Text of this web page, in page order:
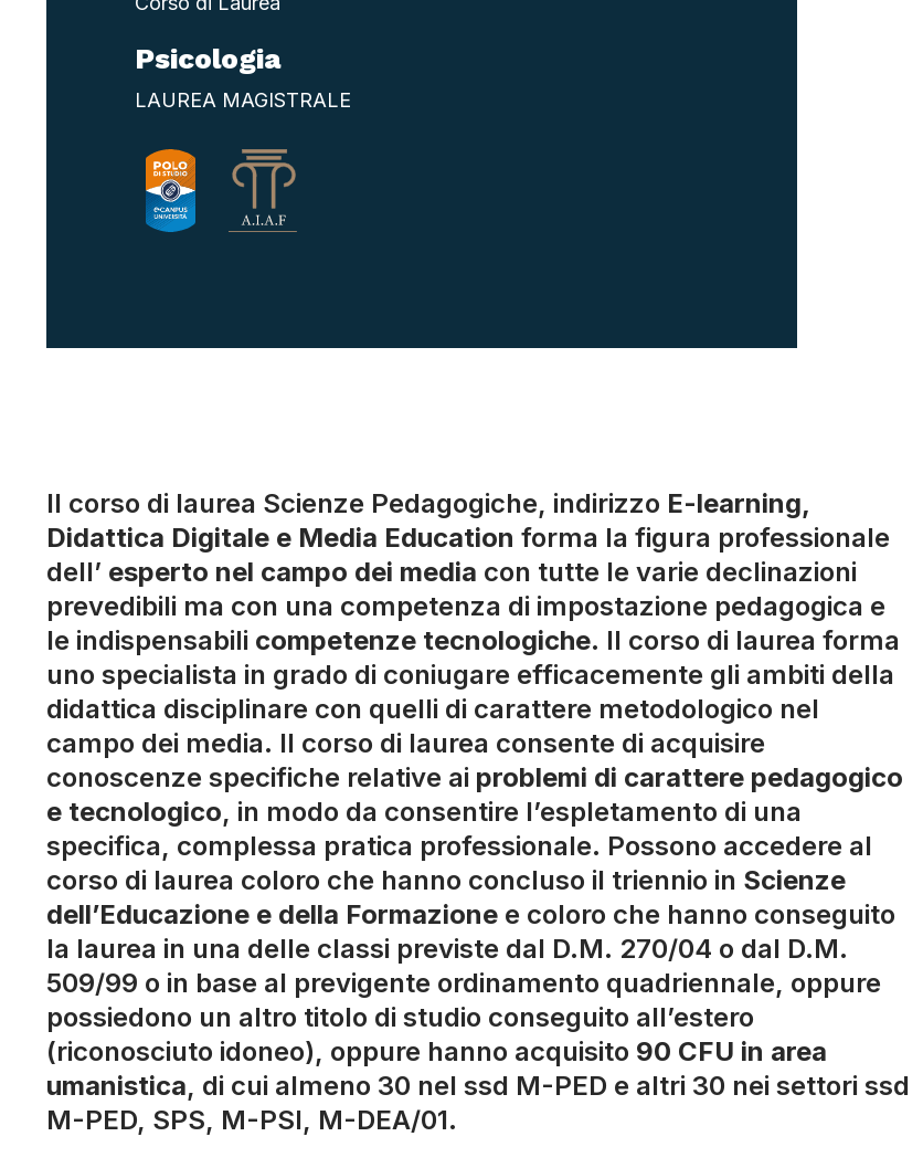
Psicologia
LAUREA MAGISTRALE
Il corso di laurea Scienze Pedagogiche, indirizzo E-learning,
Didattica Digitale e Media Education forma la figura professionale
dell’ esperto nel campo dei media con tutte le varie declinazioni
prevedibili ma con una competenza di impostazione pedagogica e
le indispensabili competenze tecnologiche. Il corso di laurea forma
uno specialista in grado di coniugare efficacemente gli ambiti della
didattica disciplinare con quelli di carattere metodologico nel
campo dei media. Il corso di laurea consente di acquisire
conoscenze specifiche relative ai problemi di carattere pedagogico
e tecnologico, in modo da consentire l’espletamento di una
specifica, complessa pratica professionale. Possono accedere al
corso di laurea coloro che hanno concluso il triennio in Scienze
dell’Educazione e della Formazione e coloro che hanno conseguito
la laurea in una delle classi previste dal D.M. 270/04 o dal D.M.
509/99 o in base al previgente ordinamento quadriennale, oppure
possiedono un altro titolo di studio conseguito all’estero
(riconosciuto idoneo), oppure hanno acquisito 90 CFU in area
umanistica, di cui almeno 30 nel ssd M-PED e altri 30 nei settori ssd
M-PED, SPS, M-PSI, M-DEA/01.